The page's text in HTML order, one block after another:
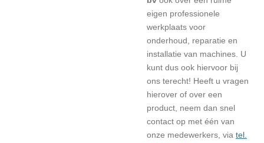
eigen professionele
werkplaats voor
onderhoud, reparatie en
installatie van machines. U
kunt dus ook hiervoor bij
ons terecht! Heeft u vragen
hierover of over een
product, neem dan snel
contact op met één van
onze medewerkers, via tel.